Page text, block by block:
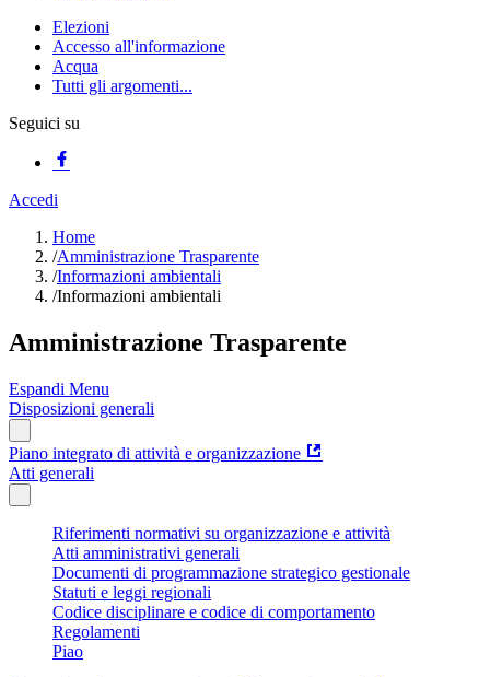
Elezioni
Accesso all'informazione
Acqua
Tutti gli argomenti...
Seguici su
Accedi
Home
/Amministrazione Trasparente
/Informazioni ambientali
/Informazioni ambientali
Amministrazione Trasparente
Espandi Menu
Disposizioni generali
Piano integrato di attività e organizzazione
Atti generali
Riferimenti normativi su organizzazione e attività
Atti amministrativi generali
Documenti di programmazione strategico gestionale
Statuti e leggi regionali
Codice disciplinare e codice di comportamento
Regolamenti
Piao